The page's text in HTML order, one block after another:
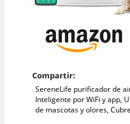
Compartir:
SereneLife purificador de
Inteligente por WiFi y app,
de mascotas y olores,